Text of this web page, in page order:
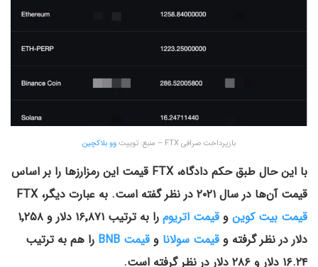
بازپرداخت صرافی FTX – منبع: توییت وو بلاکچین
با این حال طبق حکم دادگاه، FTX قیمت این رمزارزها را بر اساس
قیمت آن‌ها در سال ۲۰۲۱ در نظر گفته است. به عبارت دیگر، FTX
قیمت بیت کوین و قیمت اتریوم
را به ترتیب ۱۶٬۸۷۱ دلار و ۱٬۲۵۸
دلار در نظر گرفته و قیمت سولانا و قیمت BNB
را هم به ترتیب
۱۶.۲۴ دلار و ۲۸۶ دلار در نظر گرفته است.